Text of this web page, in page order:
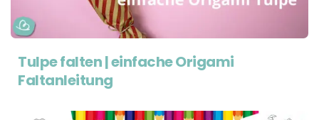
Tulpe falten | einfache Origami
Faltanleitung